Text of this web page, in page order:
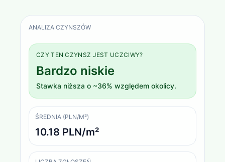
ANALIZA CZYNSZÓW
CZY TEN CZYNSZ JEST UCZCIWY?
Bardzo niskie
Stawka niższa o ~36% względem okolicy.
ŚREDNIA (PLN/M²)
10.18 PLN/m²